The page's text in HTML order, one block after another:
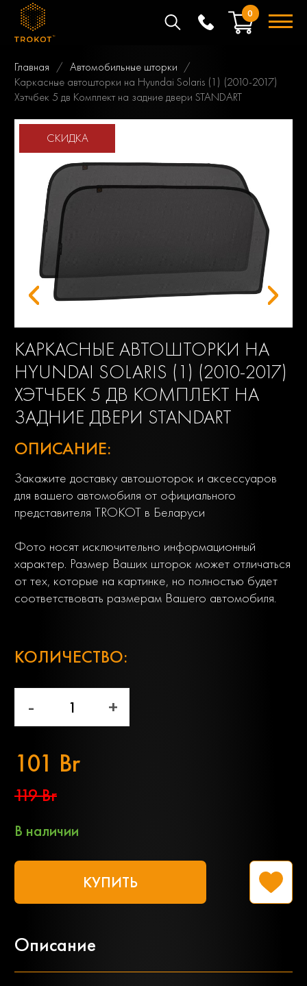
0
Главная
Автомобильные шторки
Каркасные автошторки на Hyundai Solaris (1) (2010-2017)
Хэтчбек 5 дв Комплект на задние двери STANDART
КАРКАСНЫЕ АВТОШТОРКИ НА
HYUNDAI SOLARIS (1) (2010-2017)
ХЭТЧБЕК 5 ДВ КОМПЛЕКТ НА
ЗАДНИЕ ДВЕРИ STANDART
СКИДКА
ОПИСАНИЕ:
Закажите доставку автошоторок и аксессуаров
для вашего автомобиля от официального
представителя TROKOT в Беларуси
Фото носят исключительно информационный
характер. Размер Ваших шторок может отличаться
от тех, которые на картинке, но полностью будет
соответствовать размерам Вашего автомобиля.
КОЛИЧЕСТВО:
- +
101 Br
119 Br
В наличии
КУПИТЬ
Описание